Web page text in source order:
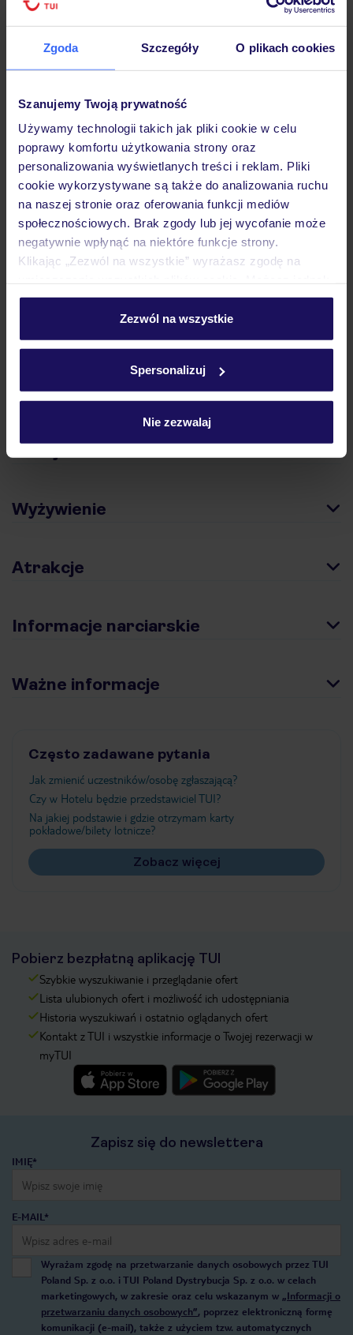
Zgoda Szczegóły O plikach cookies
Szanujemy Twoją prywatność
Używamy technologii takich jak pliki cookie w celu
poprawy komfortu użytkowania strony oraz
personalizowania wyświetlanych treści i reklam. Pliki
cookie wykorzystywane są także do analizowania ruchu
na naszej stronie oraz oferowania funkcji mediów
społecznościowych. Brak zgody lub jej wycofanie może
negatywnie wpłynąć na niektóre funkcje strony.
Klikając „Zezwól na wszystkie” wyrażasz zgodę na
personalizować swój wybór wchodząc w zakładkę
Szczegółowe informacje o plikach cookie znajdziesz
Zezwól na wszystkie
Spersonalizuj
Nie zezwalaj
wariantów ochrony »
Dlaczego warto wybrać TUI?
Lider niskich cen
Największe biuro
podróży w Polsce
30 lat w
Opinie
Pokoje
Wyżywienie
Atrakcje
Informacje narciarskie
Ważne informacje
Często zadawane pytania
Jak zmienić uczestników/osobę zgłaszającą?
Czy w Hotelu będzie przedstawiciel TUI?
Na jakiej podstawie i gdzie otrzymam karty
pokładowe/bilety lotnicze?
Zobacz więcej
Pobierz bezpłatną aplikację TUI
Szybkie wyszukiwanie i przeglądanie ofert
Lista ulubionych ofert i możliwość ich udostępniania
Historia wyszukiwań i ostatnio oglądanych ofert
Kontakt z TUI i wszystkie informacje o Twojej rezerwacji w
myTUI
Zapisz się do newslettera
IMIĘ*
E-MAIL*
Wyrażam zgodę na przetwarzanie danych osobowych przez TUI
Poland Sp. z o.o. i TUI Poland Dystrybucja Sp. z o.o. w celach
marketingowych, w zakresie oraz celu wskazanym w „Informacji o
przetwarzaniu danych osobowych”, poprzez elektroniczną formę
komunikacji (e-mail), także z użyciem tzw. automatycznych